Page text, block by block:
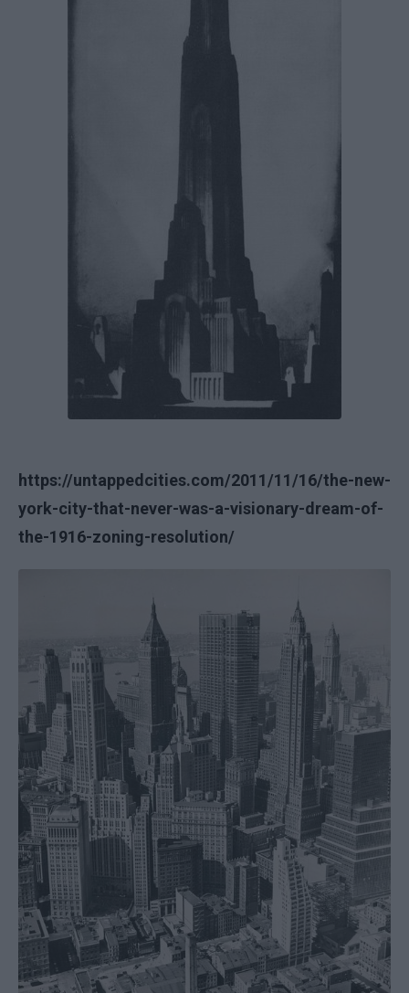
https://untappedcities.com/2011/11/16/the-new-
york-city-that-never-was-a-visionary-dream-of-
the-1916-zoning-resolution/